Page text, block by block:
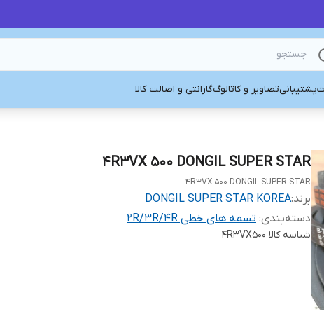
پشتیبانیتصاویر و کاتالوگگارانتی و اصالت کالا
4R3VX 500 DONGIL SUPER STAR
4R3VX 500 DONGIL SUPER STAR
برند:DONGIL SUPER STAR KOREA
دسته‌بندی: تسمه های خطی 2R/3R/4R
شناسه کالا 4R3VX500